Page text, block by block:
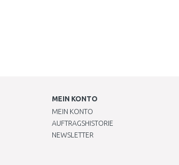
MEIN KONTO
MEIN KONTO
AUFTRAGSHISTORIE
NEWSLETTER